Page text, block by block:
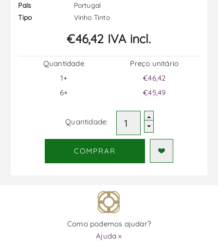
País
Portugal
Tipo
Vinho Tinto
€46,42 IVA incl.
Quantidade
1+
6+
Preço unitário
€46,42
€45,49
Quantidade:
COMPRAR
Como podemos ajudar?
Ajuda »